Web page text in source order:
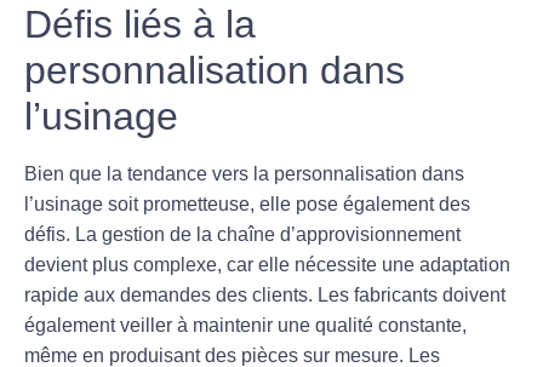
Défis liés à la
personnalisation dans
l’usinage
Bien que la tendance vers la personnalisation dans
l’usinage soit prometteuse, elle pose également des
défis. La gestion de la chaîne d’approvisionnement
devient plus complexe, car elle nécessite une adaptation
rapide aux demandes des clients. Les fabricants doivent
également veiller à maintenir une qualité constante,
même en produisant des pièces sur mesure. Les